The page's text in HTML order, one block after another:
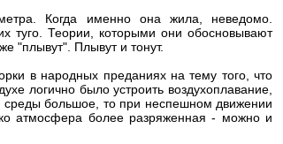
Когда именно она жила, неведомо.
туго. Теории, которыми они обосновывают
"плывут". Плывут и тонут.
в народных преданиях на тему того, что
логично было устроить воздухоплавание,
среды большое, то при неспешном движении
атмосфера более разряженная - можно и